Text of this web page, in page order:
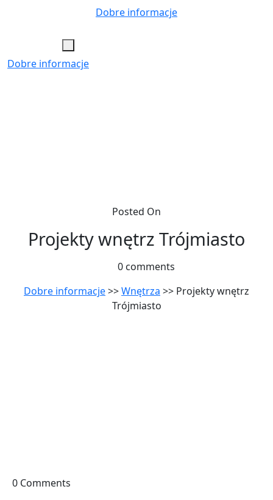
Dobre informacje
Dobre informacje
Posted On
Projekty wnętrz Trójmiasto
0 comments
Dobre informacje>>Wnętrza >> Projekty wnętrz
Trójmiasto
0 Comments